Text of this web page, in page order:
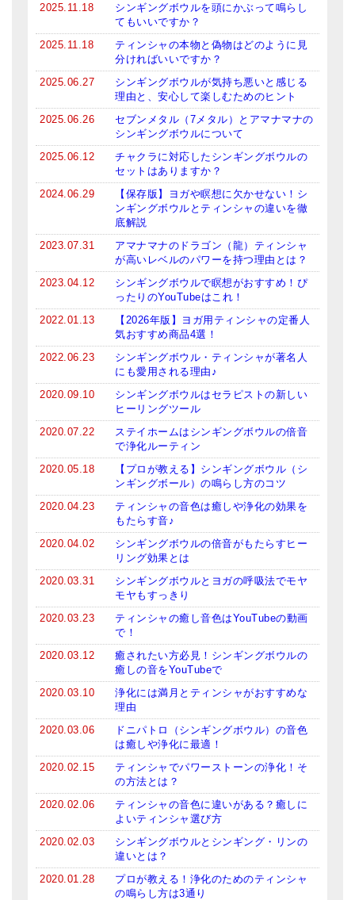
プレミアム・ティンシャ（L・M）
ベーシック・ティンシャ（4種）
ティンシャケース
チベット・真マントラ香
お香定期購入（ラクとくサブスク）
チベット高僧のオラクルカード
ベル＆ドルジェ
シンギングボウル入門本・CD
神々とつながるジュエリー
ヒーリング・マンダラポスター
ロゴステッカー・ポストカード各種
亡命チベット人尼僧のお守り・チャーム
チベット・マントラ・ヒーリングCD
シンギングボウル講座
初級講座
倍音呼吸法レッスン
中級講座
上級講座
ビギナー講師・養成講座
メールお便り登録
LINEお友だち登録
お客様の声
ブログ
2025.11.18
シンギングボウルを頭にかぶって鳴らし
てもいいですか？
2025.11.18
ティンシャの本物と偽物はどのように見
分ければいいですか？
2025.06.27
シンギングボウルが気持ち悪いと感じる
理由と、安心して楽しむためのヒント
2025.06.26
セブンメタル（7メタル）とアマナマナの
シンギングボウルについて
2025.06.12
チャクラに対応したシンギングボウルの
セットはありますか？
2024.06.29
【保存版】ヨガや瞑想に欠かせない！シ
ンギングボウルとティンシャの違いを徹
底解説
2023.07.31
アマナマナのドラゴン（龍）ティンシャ
が高いレベルのパワーを持つ理由とは？
2023.04.12
シンギングボウルで瞑想がおすすめ！ぴ
ったりのYouTubeはこれ！
2022.01.13
【2026年版】ヨガ用ティンシャの定番人
気おすすめ商品4選！
2022.06.23
シンギングボウル・ティンシャが著名人
にも愛用される理由♪
2020.09.10
シンギングボウルはセラピストの新しい
ヒーリングツール
2020.07.22
ステイホームはシンギングボウルの倍音
で浄化ルーティン
2020.05.18
【プロが教える】シンギングボウル（シ
ンギングボール）の鳴らし方のコツ
2020.04.23
ティンシャの音色は癒しや浄化の効果を
もたらす音♪
2020.04.02
シンギングボウルの倍音がもたらすヒー
リング効果とは
2020.03.31
シンギングボウルとヨガの呼吸法でモヤ
モヤもすっきり
2020.03.23
ティンシャの癒し音色はYouTubeの動画
で！
2020.03.12
癒されたい方必見！シンギングボウルの
癒しの音をYouTubeで
2020.03.10
浄化には満月とティンシャがおすすめな
理由
2020.03.06
ドニパトロ（シンギングボウル）の音色
は癒しや浄化に最適！
2020.02.15
ティンシャでパワーストーンの浄化！そ
の方法とは？
2020.02.06
ティンシャの音色に違いがある？癒しに
よいティンシャ選び方
2020.02.03
シンギングボウルとシンギング・リンの
違いとは？
2020.01.28
プロが教える！浄化のためのティンシャ
の鳴らし方は3通り